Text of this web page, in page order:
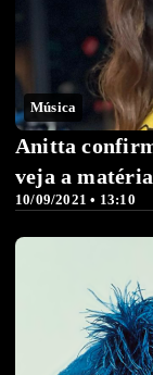
Música
10/09/2021 • 13:10
Anitta
veja a